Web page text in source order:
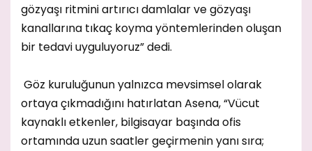
gözyaşı ritmini artırıcı damlalar ve gözyaşı
kanallarına tıkaç koyma yöntemlerinden oluşan
bir tedavi uyguluyoruz” dedi.
Göz kuruluğunun yalnızca mevsimsel olarak
ortaya çıkmadığını hatırlatan Asena, “Vücut
kaynaklı etkenler, bilgisayar başında ofis
ortamında uzun saatler geçirmenin yanı sıra;